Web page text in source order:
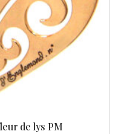
de lys PM